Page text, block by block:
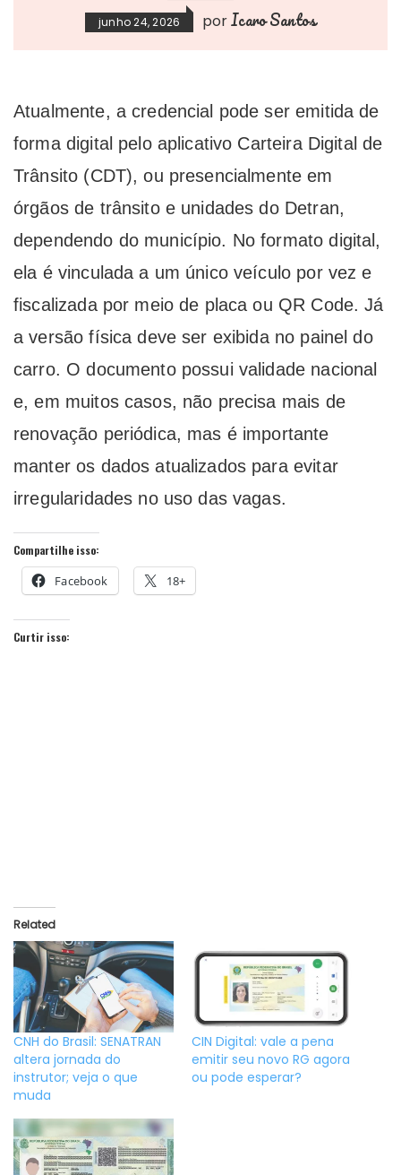
junho 24, 2026 porIcaro Santos
Atualmente, a credencial pode ser emitida de
forma digital pelo aplicativo Carteira Digital de
Trânsito (CDT), ou presencialmente em
órgãos de trânsito e unidades do Detran,
dependendo do município. No formato digital,
ela é vinculada a um único veículo por vez e
fiscalizada por meio de placa ou QR Code. Já
a versão física deve ser exibida no painel do
carro. O documento possui validade nacional
e, em muitos casos, não precisa mais de
renovação periódica, mas é importante
manter os dados atualizados para evitar
irregularidades no uso das vagas.
Compartilhe isso:
Facebook 18+
Curtir isso:
Related
CNH do Brasil: SENATRAN
altera jornada do
instrutor; veja o que
muda
CIN Digital: vale a pena
emitir seu novo RG agora
ou pode esperar?